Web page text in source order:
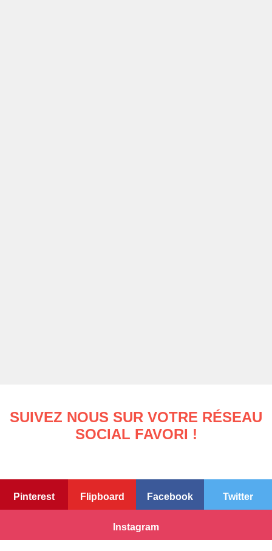
SUIVEZ NOUS SUR VOTRE RÉSEAU
SOCIAL FAVORI !
Pinterest Flipboard Facebook Twitter
Instagram